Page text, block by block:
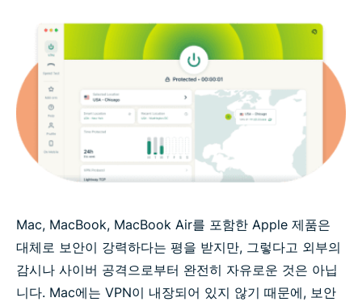
Mac, MacBook, MacBook Air를 포함한 Apple 제품은
대체로 보안이 강력하다는 평을 받지만, 그렇다고 외부의
감시나 사이버 공격으로부터 완전히 자유로운 것은 아닙
니다. Mac에는 VPN이 내장되어 있지 않기 때문에, 보안